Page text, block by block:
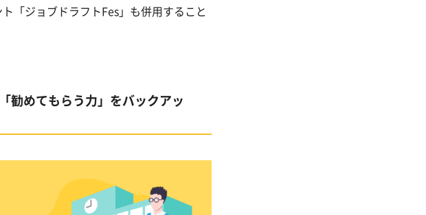
「ジョブドラフトFes」も併用すること
勧めてもらう力」をバックアッ